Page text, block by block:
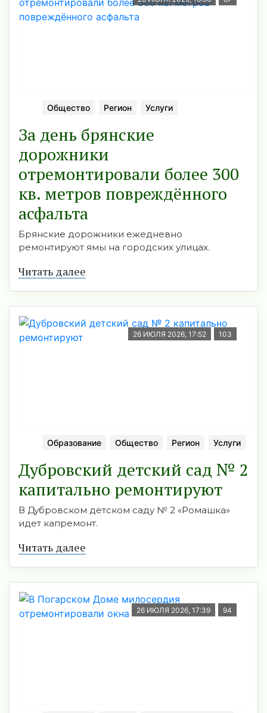
Общество Регион Услуги
За день брянские
дорожники
отремонтировали более 300
кв. метров повреждённого
асфальта
Брянские дорожники ежедневно
ремонтируют ямы на городских улицах.
Читать далее
26 ИЮЛЯ 2026, 17:52 103
Образование Общество Регион Услуги
Дубровский детский сад № 2
капитально ремонтируют
В Дубровском детском саду № 2 «Ромашка»
идет капремонт.
Читать далее
26 ИЮЛЯ 2026, 17:39 94